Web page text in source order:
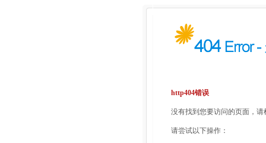
http404错误
没有找到您要访问的页面，
请尝试以下操作：